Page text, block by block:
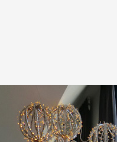
Équipe
Partenaires